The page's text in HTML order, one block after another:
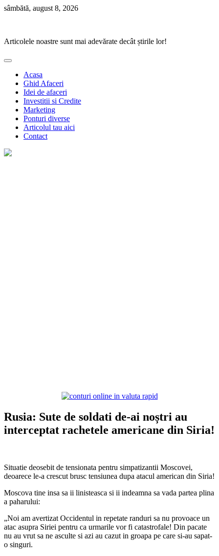
Skip
sâmbătă, august 8, 2026
Articolele noastre sunt mai adevărate decât știrile lor!
Acasa
Ghid Afaceri
Idei de afaceri
Investitii si Credite
Marketing
Ponturi diverse
Articolul tau aici
Contact
Rusia: Sute de soldati de-ai noștri au
interceptat rachetele americane din Siria!
Situatie deosebit de tensionata pentru simpatizantii Moscovei,
deoarece le-a crescut brusc tensiunea dupa atacul american din Siria!
Moscova tine insa sa ii linisteasca si ii indeamna sa vada partea plina
a paharului:
„Noi am avertizat Occidentul in repetate randuri sa nu provoace un
atac asupra Siriei pentru ca urmarile vor fi catastrofale! Din pacate
nu au vrut sa ne asculte si azi au cazut in groapa pe care si-au sapat-
o singuri.